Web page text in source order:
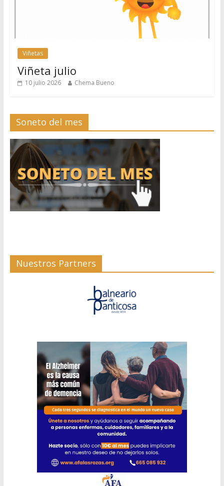
Viñetas
Viñeta julio
10 julio 2026 Chema Bueno
Soneto del mes
Nuestros Partners